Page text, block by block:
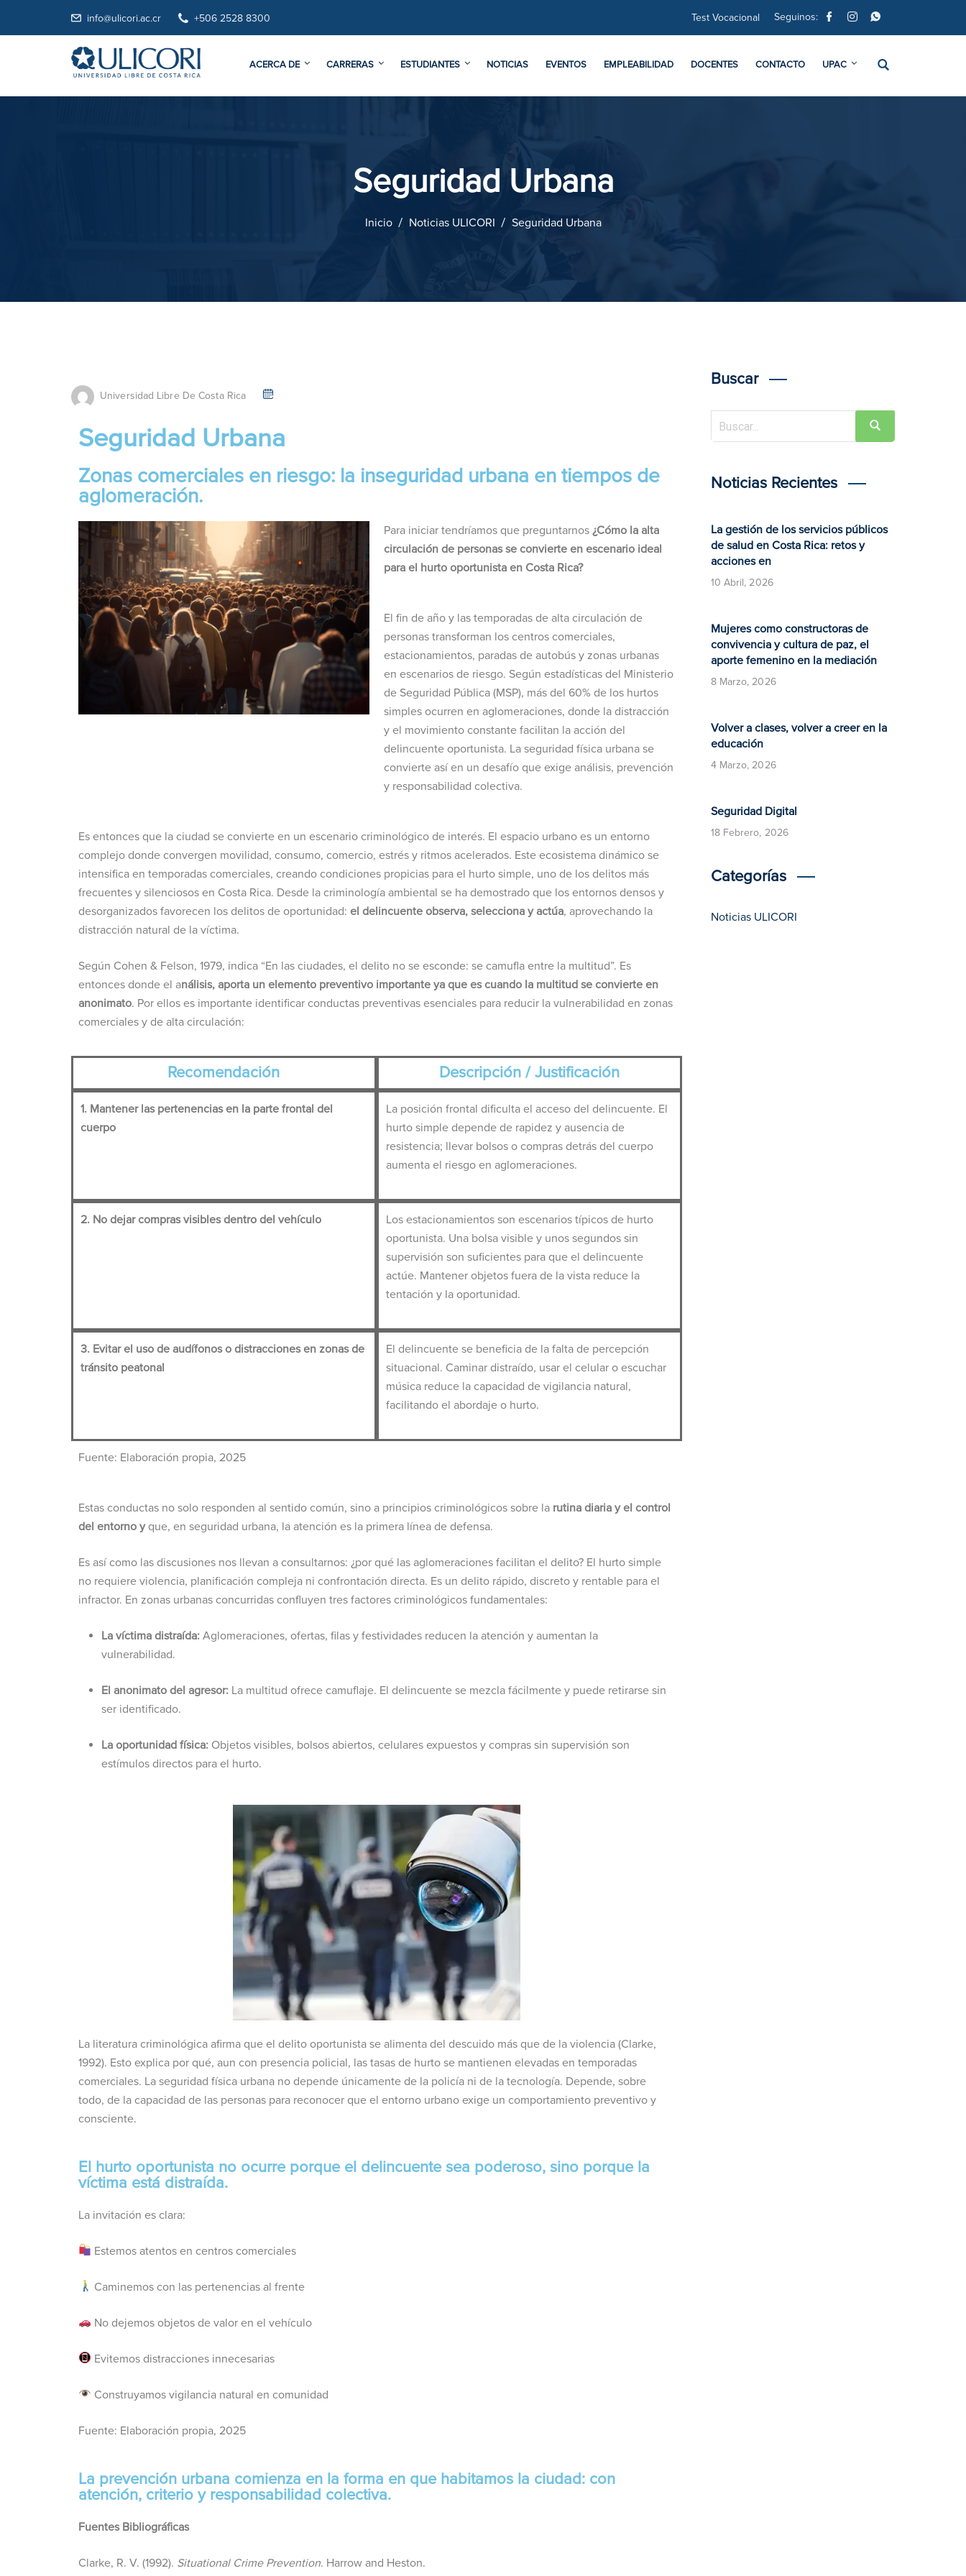
info@ulicori.ac.cr +506 2528 8300 Test Vocacional Seguinos:
ACERCA DE CARRERAS ESTUDIANTES NOTICIAS EVENTOS EMPLEABILIDAD DOCENTES CONTACTO UPAC
Seguridad Urbana
Inicio Noticias ULICORI Seguridad Urbana
Universidad Libre De Costa Rica
Seguridad Urbana
Zonas comerciales en riesgo: la inseguridad urbana en tiempos de
aglomeración.
Para iniciar tendríamos que preguntarnos ¿Cómo la alta
circulación de personas se convierte en escenario ideal
para el hurto oportunista en Costa Rica?
El fin de año y las temporadas de alta circulación de
personas transforman los centros comerciales,
estacionamientos, paradas de autobús y zonas urbanas
en escenarios de riesgo. Según estadísticas del Ministerio
de Seguridad Pública (MSP), más del 60% de los hurtos
simples ocurren en aglomeraciones, donde la distracción
y el movimiento constante facilitan la acción del
delincuente oportunista. La seguridad física urbana se
convierte así en un desafío que exige análisis, prevención
y responsabilidad colectiva.
Es entonces que la ciudad se convierte en un escenario criminológico de interés. El espacio urbano es un entorno
complejo donde convergen movilidad, consumo, comercio, estrés y ritmos acelerados. Este ecosistema dinámico se
intensifica en temporadas comerciales, creando condiciones propicias para el hurto simple, uno de los delitos más
frecuentes y silenciosos en Costa Rica. Desde la criminología ambiental se ha demostrado que los entornos densos y
desorganizados favorecen los delitos de oportunidad: el delincuente observa, selecciona y actúa, aprovechando la
distracción natural de la víctima.
Según Cohen & Felson, 1979, indica “En las ciudades, el delito no se esconde: se camufla entre la multitud”. Es
entonces donde el análisis, aporta un elemento preventivo importante ya que es cuando la multitud se convierte en
anonimato. Por ellos es importante identificar conductas preventivas esenciales para reducir la vulnerabilidad en zonas
comerciales y de alta circulación:
Recomendación Descripción / Justificación
1. Mantener las pertenencias en la parte frontal del
cuerpo
La posición frontal dificulta el acceso del delincuente. El
hurto simple depende de rapidez y ausencia de
resistencia; llevar bolsos o compras detrás del cuerpo
aumenta el riesgo en aglomeraciones.
2. No dejar compras visibles dentro del vehículo
Los estacionamientos son escenarios típicos de hurto
oportunista. Una bolsa visible y unos segundos sin
supervisión son suficientes para que el delincuente
actúe. Mantener objetos fuera de la vista reduce la
tentación y la oportunidad.
3. Evitar el uso de audífonos o distracciones en zonas de
tránsito peatonal
El delincuente se beneficia de la falta de percepción
situacional. Caminar distraído, usar el celular o escuchar
música reduce la capacidad de vigilancia natural,
facilitando el abordaje o hurto.
Fuente: Elaboración propia, 2025
Estas conductas no solo responden al sentido común, sino a principios criminológicos sobre la rutina diaria y el control
del entorno yque, en seguridad urbana, la atención es la primera línea de defensa.
Es así como las discusiones nos llevan a consultarnos: ¿por qué las aglomeraciones facilitan el delito? El hurto simple
no requiere violencia, planificación compleja ni confrontación directa. Es un delito rápido, discreto y rentable para el
infractor. En zonas urbanas concurridas confluyen tres factores criminológicos fundamentales:
La víctima distraída: Aglomeraciones, ofertas, filas y festividades reducen la atención y aumentan la
vulnerabilidad.
El anonimato del agresor:
La multitud ofrece camuflaje. El delincuente se mezcla fácilmente y puede retirarse sin
ser identificado.
La oportunidad física: Objetos visibles, bolsos abiertos, celulares expuestos y compras sin supervisión son
estímulos directos para el hurto.
La literatura criminológica afirma que el delito oportunista se alimenta del descuido más que de la violencia (Clarke,
1992). Esto explica por qué, aun con presencia policial, las tasas de hurto se mantienen elevadas en temporadas
comerciales.
La seguridad física urbana no depende únicamente de la policía ni de la tecnología. Depende, sobre
todo, de la capacidad de las personas para reconocer que el entorno urbano exige un comportamiento preventivo y
consciente.
El hurto oportunista no ocurre porque el delincuente sea poderoso, sino porque la
víctima está distraída.
La invitación es clara:
Estemos atentos en centros comerciales
Caminemos con las pertenencias al frente
No dejemos objetos de valor en el vehículo
Evitemos distracciones innecesarias
Construyamos vigilancia natural en comunidad
Fuente: Elaboración propia, 2025
La prevención urbana comienza en la forma en que habitamos la ciudad: con
atención, criterio y responsabilidad colectiva.
Fuentes Bibliográficas
Clarke, R. V. (1992). Situational Crime Prevention. Harrow and Heston.
Buscar
Noticias Recientes
La gestión de los servicios públicos
de salud en Costa Rica: retos y
acciones en
10 Abril, 2026
Mujeres como constructoras de
convivencia y cultura de paz, el
aporte femenino en la mediación
8 Marzo, 2026
Volver a clases, volver a creer en la
educación
4 Marzo, 2026
​​Seguridad Digital​
18 Febrero, 2026
Categorías
Noticias ULICORI